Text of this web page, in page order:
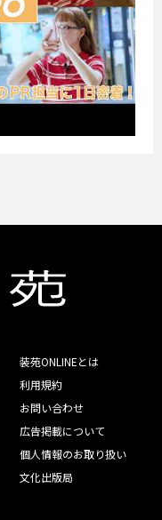
装苑ONLINEとは
利用規約
お問い合わせ
広告掲載について
個人情報のお取り扱い
文化出版局